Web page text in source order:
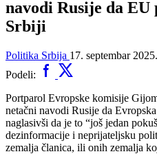
navodi Rusije da EU
Srbiji
Politika Srbija 17. septembar
Podeli:
Portparol Evropske komisije
netačni navodi Rusije da
naglasivši da je to “još jedan
dezinformacije i neprijateljsku
zemalja članica, ili onih zemalja